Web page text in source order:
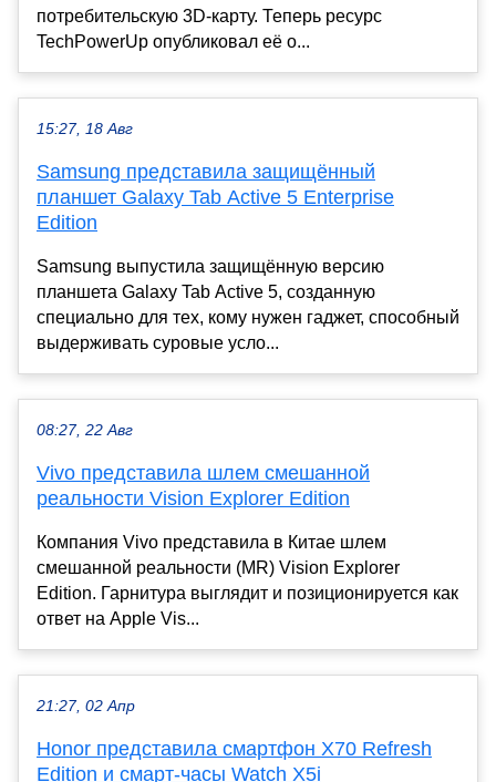
потребительскую 3D-карту. Теперь ресурс
TechPowerUp опубликовал её о...
15:27, 18 Авг
Samsung представила защищённый
планшет Galaxy Tab Active 5 Enterprise
Edition
Samsung выпустила защищённую версию
планшета Galaxy Tab Active 5, созданную
специально для тех, кому нужен гаджет, способный
выдерживать суровые усло...
08:27, 22 Авг
Vivo представила шлем смешанной
реальности Vision Explorer Edition
Компания Vivo представила в Китае шлем
смешанной реальности (MR) Vision Explorer
Edition. Гарнитура выглядит и позиционируется как
ответ на Apple Vis...
21:27, 02 Апр
Honor представила смартфон X70 Refresh
Edition и смарт‑часы Watch X5i